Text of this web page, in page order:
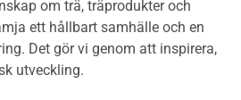
om trä, träprodukter och
ett hållbart samhälle och en
Det gör vi genom att inspirera,
utveckling.